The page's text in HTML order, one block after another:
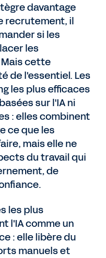
davantage
recrutement, il
si les
les
cette
de l'essentiel. Les
les plus efficaces
sur l'IA ni
: elles combinent
ce que les
mais elle ne
du travail qui
de
les plus
l'IA comme un
: elle libère du
manuels et